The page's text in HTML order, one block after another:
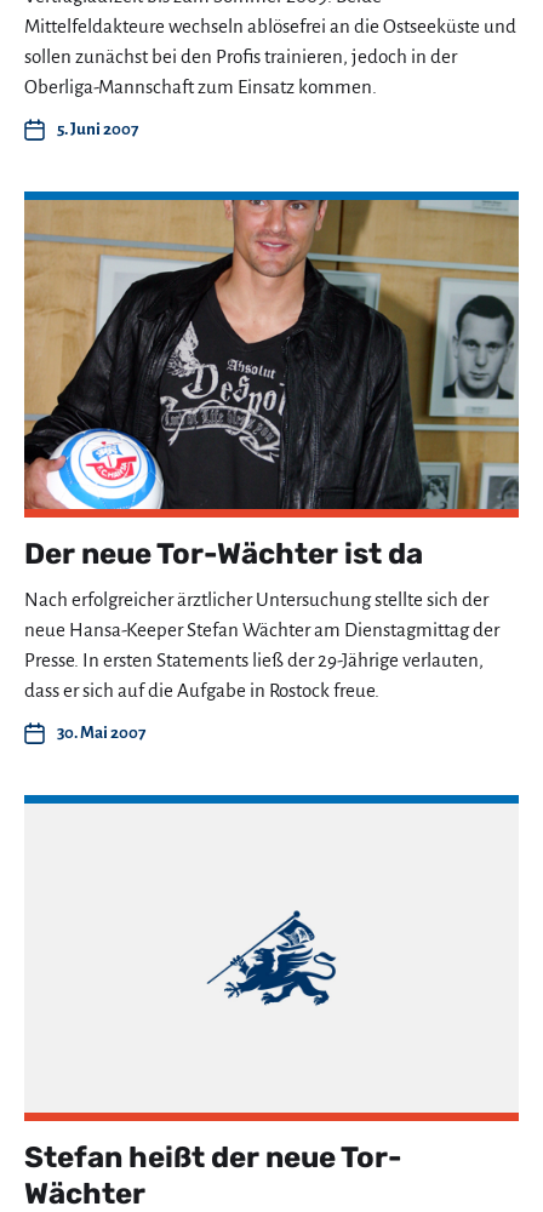
Mittelfeldakteure wechseln ablösefrei an die Ostseeküste und
sollen zunächst bei den Profis trainieren, jedoch in der
Oberliga-Mannschaft zum Einsatz kommen.
5. Juni 2007
Der neue Tor-Wächter ist da
Nach erfolgreicher ärztlicher Untersuchung stellte sich der
neue Hansa-Keeper Stefan Wächter am Dienstagmittag der
Presse. In ersten Statements ließ der 29-Jährige verlauten,
dass er sich auf die Aufgabe in Rostock freue.
30. Mai 2007
Stefan heißt der neue Tor-
Wächter